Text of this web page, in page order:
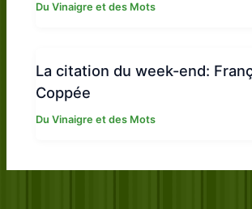
Du Vinaigre et des Mots
La citation du week-end:
Coppée
Du Vinaigre et des Mots